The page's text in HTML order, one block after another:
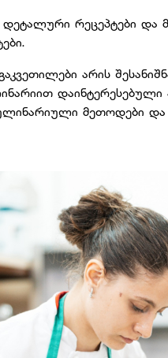
დეტალური რეცეპტები და
არის
დაინტერესებული
მეთოდები და